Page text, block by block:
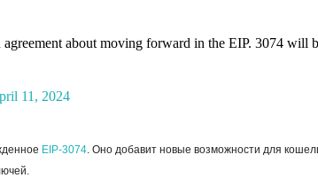
about moving forward in the EIP. 3074 will
11, 2024
EIP-3074. Оно добавит новые возможности для